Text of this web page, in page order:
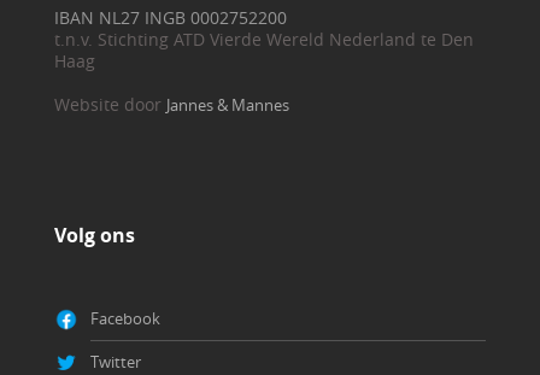
IBAN NL27 INGB 0002752200
t.n.v. Stichting ATD Vierde Wereld Nederland te Den
Haag
Website door Jannes & Mannes
Volg ons
Facebook
Twitter